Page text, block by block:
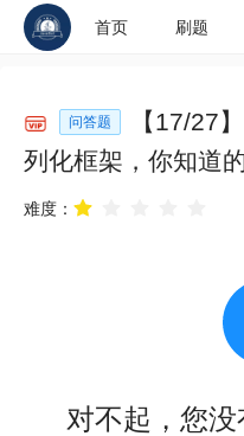
首页 刷题
问答题 【17/27】
列化框架，你知道
难度：
对不起，您